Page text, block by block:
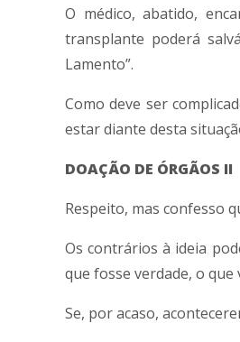
O médico, abatido,
transplante poderá
Lamento”.
Como deve ser
estar diante desta
DOAÇÃO DE ÓRGÃOS II
Respeito, mas confesso
Os contrários à ideia
que fosse verdade, o
Se, por acaso,